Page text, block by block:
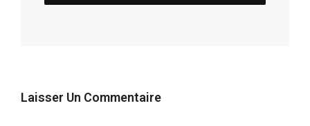
Laisser Un Commentaire